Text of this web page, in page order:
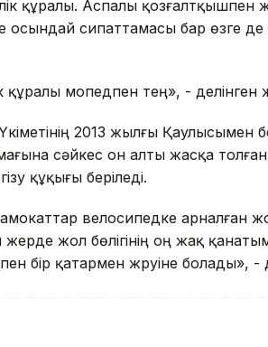
құралы. Аспалы қозғалтқышпен
осындай сипаттамасы бар өзге
құралы мопедпен тең», - делінген
2013 жылғы Қаулысымен
сәйкес он алты жасқа
құқығы беріледі.
велосипедке арналған
жол бөлігінің оң жақ
бір қатармен жүруіне болады», -